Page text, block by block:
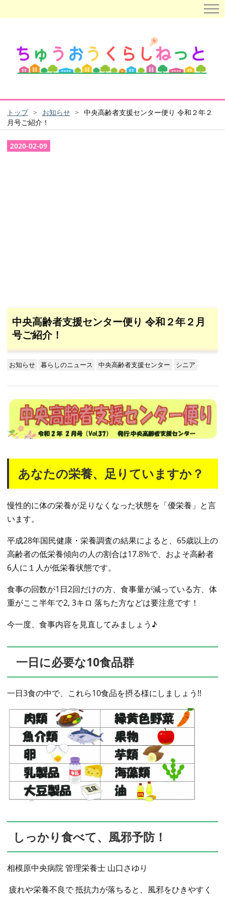
トップ > お知らせ > 中央高齢者支援センター便り 令和２年２
月号ご紹介！
2020-02-09
中央高齢者支援センター便り 令和２年２月
号ご紹介！
お知らせ 暮らしのニュース 中央高齢者支援センター シニア
あなたの栄養、足りていますか？
慢性的に体の栄養が足りなくなった状態を「優栄養」と言
います。
平成28年国民健康・栄養調査の結果によると、65歳以上の
高齢者の低栄養傾向の人の割合は17.8%で、およそ高齢者
6人に１人が低栄養状態です。
食事の回数が1日2回だけの方、食事量が減っている方、体
重がここ半年で2, 3キロ 落ちた方などは要注意です！
今一度、食事内容を見直してみましょう♪
一日に必要な10食品群
一日3食の中で、これら10食品を摂る様にしましょう!!
しっかり食べて、風邪予防！
相模原中央病院 管理栄養士 山口さゆり
疲れや栄養不良で 抵抗力が落ちると、風邪をひきやすく